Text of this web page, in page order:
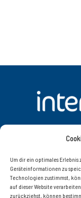
Um dir ein optimales
Geräteinformationen zu
Technologien zustimmst,
auf dieser Website
zurückziehst, können